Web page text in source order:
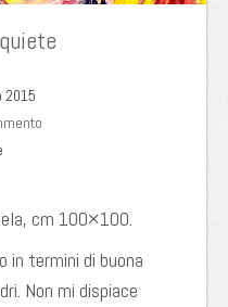
2015
cm 100×100.
in termini di buona
Non mi dispiace